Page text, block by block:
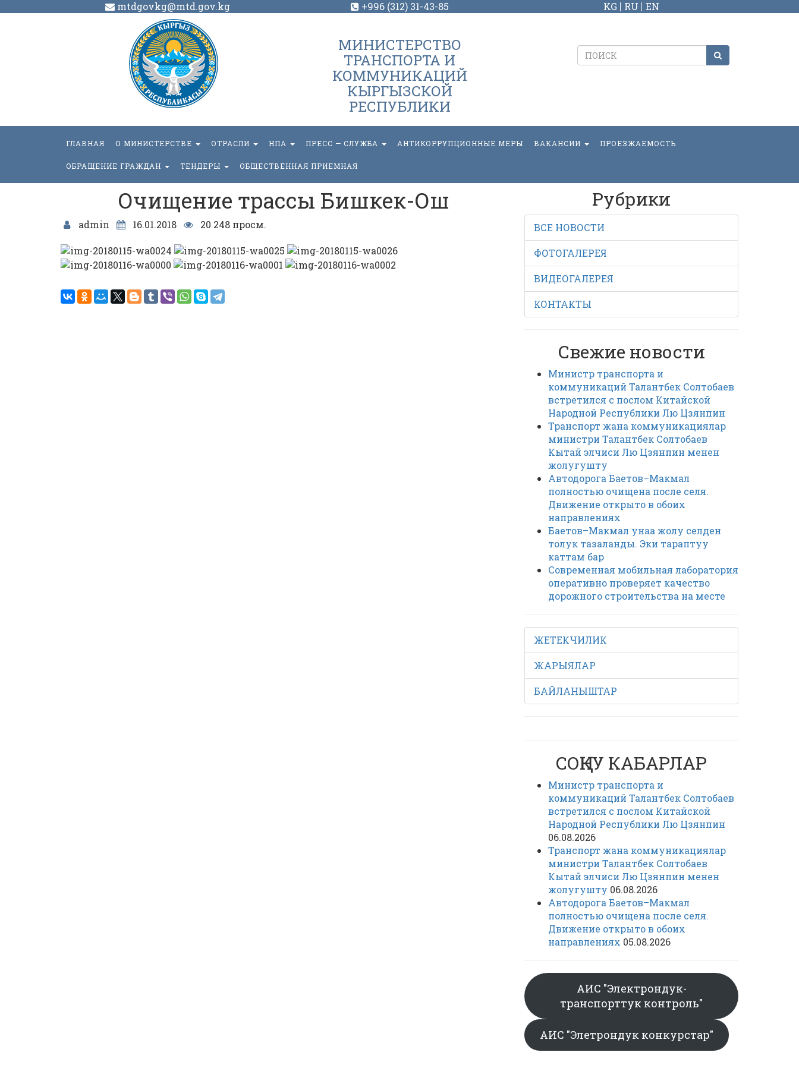
mtdgovkg@mtd.gov.kg +996 (312) 31-43-85 KG RU EN
МИНИСТЕРСТВО
ТРАНСПОРТА И
КОММУНИКАЦИЙ
КЫРГЫЗСКОЙ
РЕСПУБЛИКИ
ГЛАВНАЯ О МИНИСТЕРСТВЕ ОТРАСЛИ НПА ПРЕСС — СЛУЖБА АНТИКОРРУПЦИОННЫЕ МЕРЫ ВАКАНСИИ ПРОЕЗЖАЕМОСТЬ
ОБРАЩЕНИЕ ГРАЖДАН ТЕНДЕРЫ ОБЩЕСТВЕННАЯ ПРИЕМНАЯ
Очищение трассы Бишкек-Ош
admin 16.01.2018 20 248 просм.
Рубрики
ВСЕ НОВОСТИ
ФОТОГАЛЕРЕЯ
ВИДЕОГАЛЕРЕЯ
КОНТАКТЫ
Свежие новости
Министр транспорта и
коммуникаций Талантбек Солтобаев
встретился с послом Китайской
Народной Республики Лю Цзянпин
Транспорт жана коммуникациялар
министри Талантбек Солтобаев
Кытай элчиси Лю Цзянпин менен
жолугушту
Автодорога Баетов–Макмал
полностью очищена после селя.
Движение открыто в обоих
направлениях
Баетов–Макмал унаа жолу селден
толук тазаланды. Эки тараптуу
каттам бар
Современная мобильная лаборатория
оперативно проверяет качество
дорожного строительства на месте
ЖЕТЕКЧИЛИК
ЖАРЫЯЛАР
БАЙЛАНЫШТАР
СОҢКУ КАБАРЛАР
Министр транспорта и
коммуникаций Талантбек Солтобаев
встретился с послом Китайской
Народной Республики Лю Цзянпин
06.08.2026
Транспорт жана коммуникациялар
министри Талантбек Солтобаев
Кытай элчиси Лю Цзянпин менен
жолугушту 06.08.2026
Автодорога Баетов–Макмал
полностью очищена после селя.
Движение открыто в обоих
направлениях 05.08.2026
АИС "Электрондук-
транспорттук контроль"
АИС "Элетрондук конкурстар"